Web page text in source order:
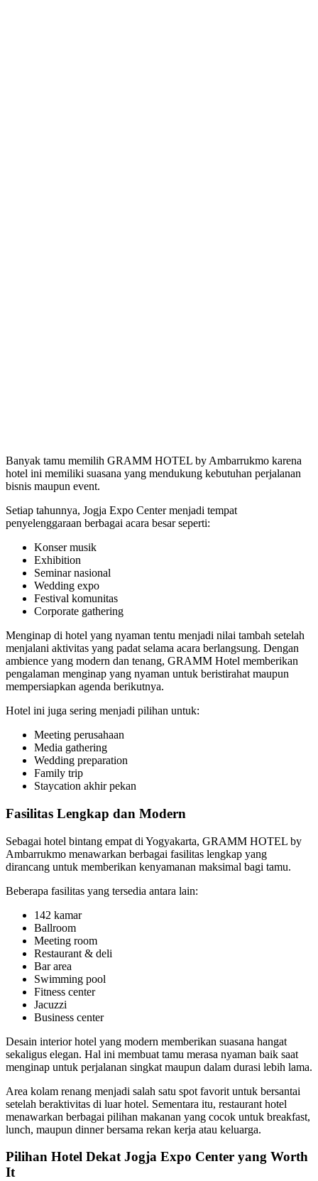
Banyak tamu memilih GRAMM HOTEL by Ambarrukmo karena
hotel ini memiliki suasana yang mendukung kebutuhan perjalanan
bisnis maupun event.
Setiap tahunnya, Jogja Expo Center menjadi tempat
penyelenggaraan berbagai acara besar seperti:
Konser musik
Exhibition
Seminar nasional
Wedding expo
Festival komunitas
Corporate gathering
Menginap di hotel yang nyaman tentu menjadi nilai tambah setelah
menjalani aktivitas yang padat selama acara berlangsung. Dengan
ambience yang modern dan tenang, GRAMM Hotel memberikan
pengalaman menginap yang nyaman untuk beristirahat maupun
mempersiapkan agenda berikutnya.
Hotel ini juga sering menjadi pilihan untuk:
Meeting perusahaan
Media gathering
Wedding preparation
Family trip
Staycation akhir pekan
Fasilitas Lengkap dan Modern
Sebagai hotel bintang empat di Yogyakarta, GRAMM HOTEL by
Ambarrukmo menawarkan berbagai fasilitas lengkap yang
dirancang untuk memberikan kenyamanan maksimal bagi tamu.
Beberapa fasilitas yang tersedia antara lain:
142 kamar
Ballroom
Meeting room
Restaurant & deli
Bar area
Swimming pool
Fitness center
Jacuzzi
Business center
Desain interior hotel yang modern memberikan suasana hangat
sekaligus elegan. Hal ini membuat tamu merasa nyaman baik saat
menginap untuk perjalanan singkat maupun dalam durasi lebih lama.
Area kolam renang menjadi salah satu spot favorit untuk bersantai
setelah beraktivitas di luar hotel. Sementara itu, restaurant hotel
menawarkan berbagai pilihan makanan yang cocok untuk breakfast,
lunch, maupun dinner bersama rekan kerja atau keluarga.
Pilihan Hotel Dekat Jogja Expo Center yang Worth
It